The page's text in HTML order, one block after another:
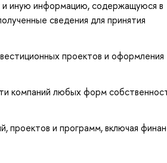
и иную информацию, содержащуюся в
сведения для принятия
проектов и оформления
компаний любых форм
проектов и программ, включая